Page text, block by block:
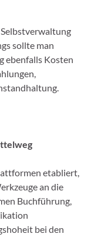
sollte man
ebenfalls Kosten
etabliert,
an die
Buchführung,
bei den